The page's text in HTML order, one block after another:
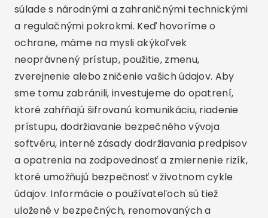
súlade s národnými a zahraničnými technickými
a regulačnými pokrokmi. Keď hovoríme o
ochrane, máme na mysli akýkoľvek
neoprávnený prístup, použitie, zmenu,
zverejnenie alebo zničenie vašich údajov. Aby
sme tomu zabránili, investujeme do opatrení,
ktoré zahŕňajú šifrovanú komunikáciu, riadenie
prístupu, dodržiavanie bezpečného vývoja
softvéru, interné zásady dodržiavania predpisov
a opatrenia na zodpovednosť a zmiernenie rizík,
ktoré umožňujú bezpečnosť v životnom cykle
údajov. Informácie o používateľoch sú tiež
uložené v bezpečných, renomovaných a